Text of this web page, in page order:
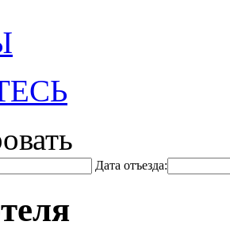
Дата отъезда: